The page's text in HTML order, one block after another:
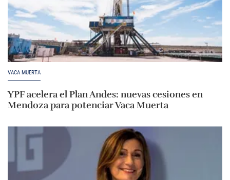
VACA MUERTA
YPF acelera el Plan Andes: nuevas cesiones en
Mendoza para potenciar Vaca Muerta